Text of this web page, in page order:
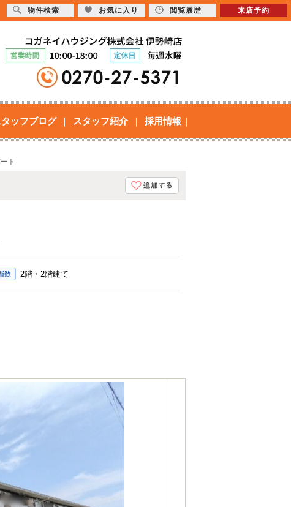
タッフブログ スタッフ紹介 採用情報
ト
数 2階・2階建て
物件検索 お気に入り 閲覧履歴 来店予約